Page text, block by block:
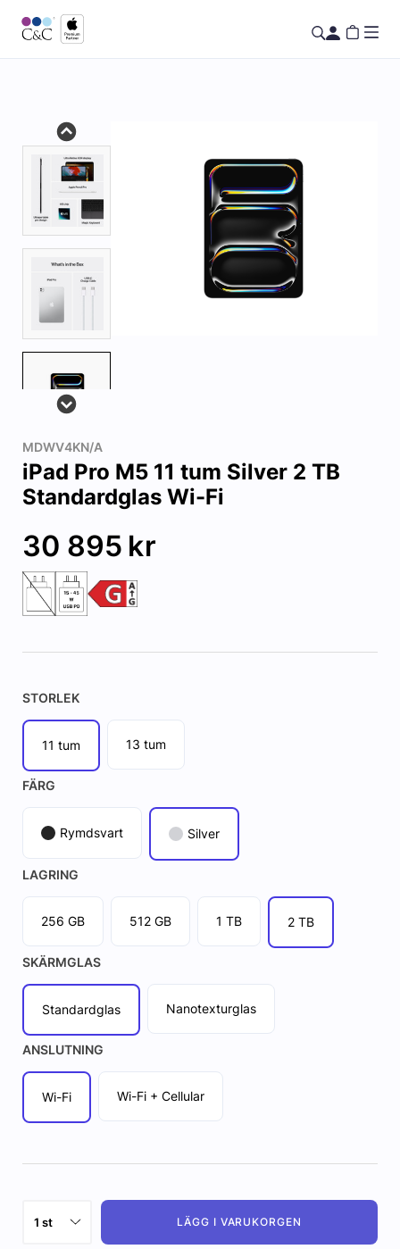
MDWV4KN/A
iPad Pro M5 11 tum Silver 2 TB
Standardglas Wi-Fi
30 895 kr
STORLEK
11 tum 13 tum
FÄRG
Rymdsvart Silver
LAGRING
256 GB 512 GB 1 TB 2 TB
SKÄRMGLAS
Standardglas Nanotexturglas
ANSLUTNING
Wi-Fi Wi-Fi + Cellular
LÄGG I VARUKORGEN